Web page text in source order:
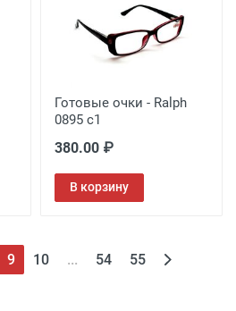
Готовые очки - Ralph
0895 с1
380.00 ₽
В корзину
9 10 ... 54 55